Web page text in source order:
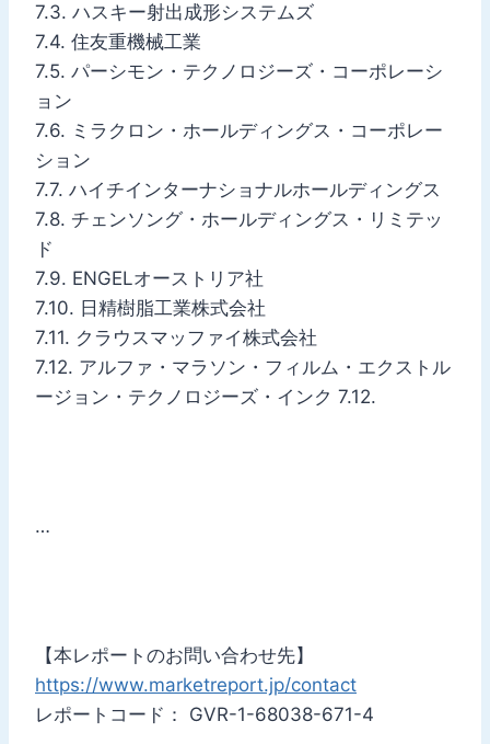
7.3. ハスキー射出成形システムズ
7.4. 住友重機械工業
7.5. パーシモン・テクノロジーズ・コーポレーシ
ョン
7.6. ミラクロン・ホールディングス・コーポレー
ション
7.7. ハイチインターナショナルホールディングス
7.8. チェンソング・ホールディングス・リミテッ
ド
7.9. ENGELオーストリア社
7.10. 日精樹脂工業株式会社
7.11. クラウスマッファイ株式会社
7.12. アルファ・マラソン・フィルム・エクストル
ージョン・テクノロジーズ・インク 7.12.
…
【本レポートのお問い合わせ先】
https://www.marketreport.jp/contact
レポートコード： GVR-1-68038-671-4